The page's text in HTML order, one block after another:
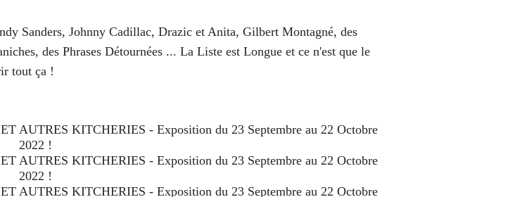
Sanders, Johnny Cadillac, Drazic et Anita, Gilbert Montagné, des
des Phrases Détournées ... La Liste est Longue et ce n'est que le
tout ça !